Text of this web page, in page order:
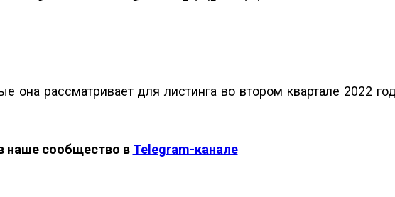
она рассматривает для листинга во втором квартале 2022
наше сообщество в Telegram-канале